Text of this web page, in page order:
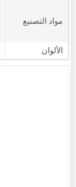
مواد التصنيع
الألوان